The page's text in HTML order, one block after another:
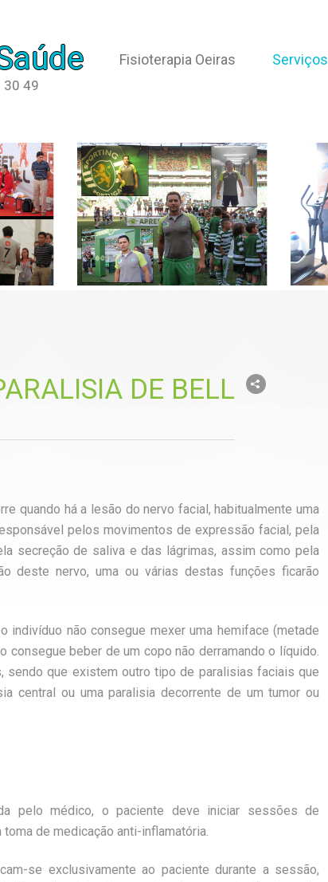
30 49
Fisioterapia Oeiras Serviços
DE BELL
quando há a lesão do nervo facial, habitualmente uma
pelos movimentos de expressão facial, pela
secreção de saliva e das lágrimas, assim como pela
deste nervo, uma ou várias destas funções ficarão
indivíduo não consegue mexer uma hemiface (metade
consegue beber de um copo não derramando o líquido.
sendo que existem outro tipo de paralisias faciais que
central ou uma paralisia decorrente de um tumor ou
pelo médico, o paciente deve iniciar sessões de
de medicação anti-inflamatória.
se exclusivamente ao paciente durante a sessão,